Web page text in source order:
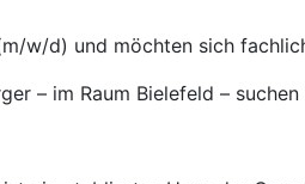
w/d) und möchten sich
– im Raum Bielefeld –